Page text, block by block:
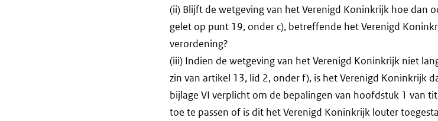
(ii) Blijft de wetgeving van het Verenigd Koninkrijk hoe dan
gelet op punt 19, onder c), betreffende het Verenigd
verordening?
(iii) Indien de wetgeving van het Verenigd Koninkrijk niet
zin van artikel 13, lid 2, onder f), is het Verenigd Koninkrijk
bijlage VI verplicht om de bepalingen van hoofdstuk 1 van
toe te passen of is dit het Verenigd Koninkrijk louter